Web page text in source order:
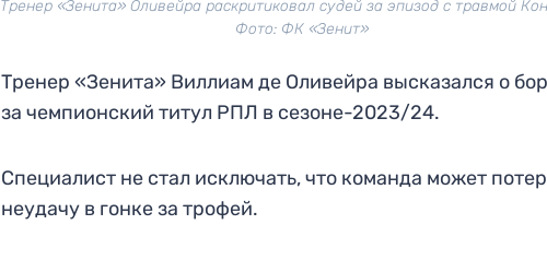
Тренер «Зенита» Оливейра раскритиковал судей за эпизод с травмой
Фото: ФК «Зенит»
Тренер «Зенита» Виллиам де Оливейра высказался о
за чемпионский титул РПЛ в сезоне-2023/24.
Специалист не стал исключать, что команда может
неудачу в гонке за трофей.